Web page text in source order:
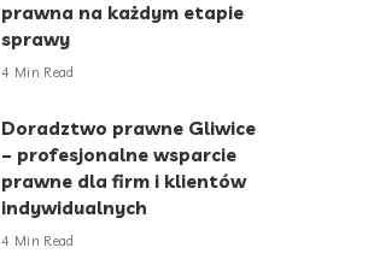
prawna na każdym etapie
sprawy
4 Min Read
Doradztwo prawne Gliwice
– profesjonalne wsparcie
prawne dla firm i klientów
indywidualnych
4 Min Read